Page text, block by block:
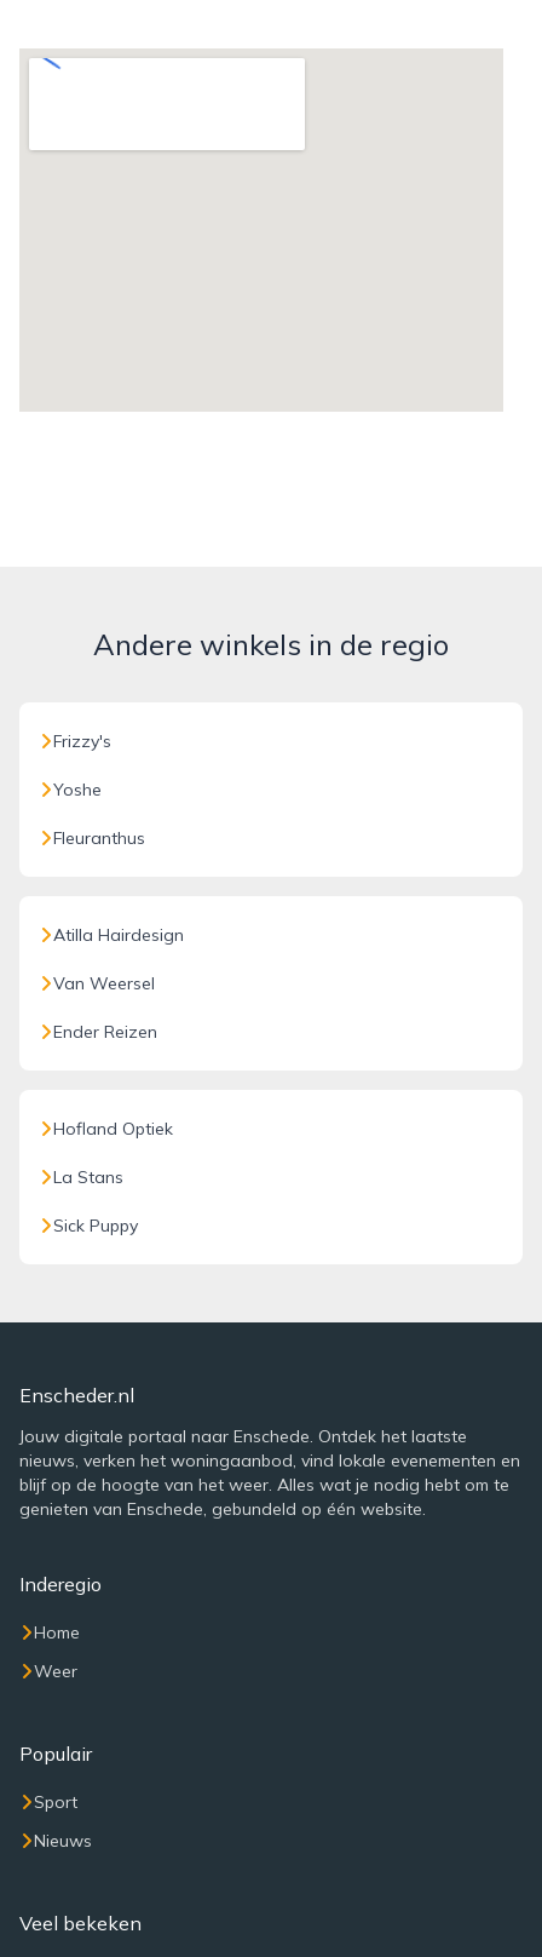
Andere winkels in de regio
Frizzy's
Yoshe
Fleuranthus
Atilla Hairdesign
Van Weersel
Ender Reizen
Hofland Optiek
La Stans
Sick Puppy
Enscheder.nl
Jouw digitale portaal naar Enschede. Ontdek het laatste
nieuws, verken het woningaanbod, vind lokale evenementen en
blijf op de hoogte van het weer. Alles wat je nodig hebt om te
genieten van Enschede, gebundeld op één website.
Inderegio
Home
Weer
Populair
Sport
Nieuws
Veel bekeken